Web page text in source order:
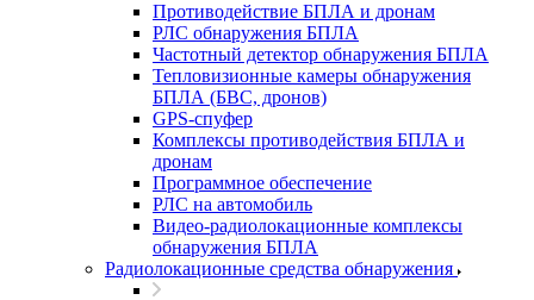
Противодействие БПЛА и дронам
РЛС обнаружения БПЛА
Частотный детектор обнаружения БПЛА
Тепловизионные камеры обнаружения
БПЛА (БВС, дронов)
GPS-спуфер
Комплексы противодействия БПЛА и
дронам
Программное обеспечение
РЛС на автомобиль
Видео-радиолокационные комплексы
обнаружения БПЛА
Радиолокационные средства обнаружения